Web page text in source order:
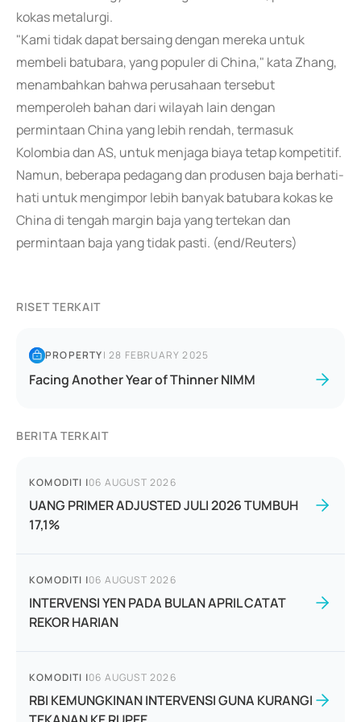
kokas metalurgi.
"Kami tidak dapat bersaing dengan mereka untuk
membeli batubara, yang populer di China," kata Zhang,
menambahkan bahwa perusahaan tersebut
memperoleh bahan dari wilayah lain dengan
permintaan China yang lebih rendah, termasuk
Kolombia dan AS, untuk menjaga biaya tetap kompetitif.
Namun, beberapa pedagang dan produsen baja berhati-
hati untuk mengimpor lebih banyak batubara kokas ke
China di tengah margin baja yang tertekan dan
permintaan baja yang tidak pasti. (end/Reuters)
RISET TERKAIT
PROPERTY|28 FEBRUARY 2025
Facing Another Year of Thinner NIMM
BERITA TERKAIT
KOMODITI |06 AUGUST 2026
UANG PRIMER ADJUSTED JULI 2026 TUMBUH
17,1%
KOMODITI |06 AUGUST 2026
INTERVENSI YEN PADA BULAN APRIL CATAT
REKOR HARIAN
KOMODITI |06 AUGUST 2026
RBI KEMUNGKINAN INTERVENSI GUNA KURANGI